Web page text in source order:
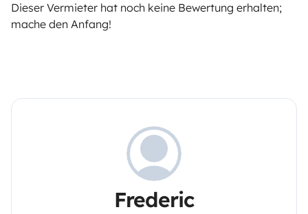
Dieser Vermieter hat noch keine Bewertung erhalten;
mache den Anfang!
Frederic